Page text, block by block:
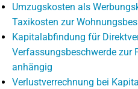
Umzugskosten als
Taxikosten zur
Kapitalabfindung für
Verfassungsbeschwerde zur
anhängig
Verlustverrechnung bei